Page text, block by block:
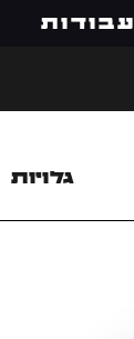
עבודות
גלויות